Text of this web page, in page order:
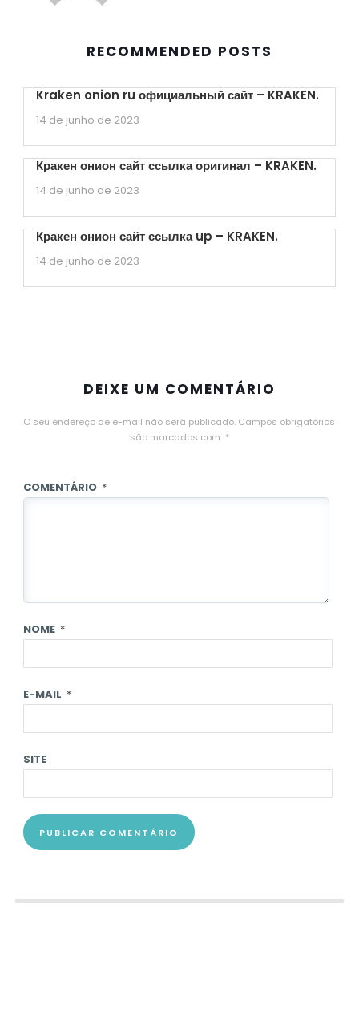
RECOMMENDED POSTS
Kraken onion ru официальный сайт – KRAKEN.
14 de junho de 2023
Кракен онион сайт ссылка оригинал – KRAKEN.
14 de junho de 2023
Кракен онион сайт ссылка up – KRAKEN.
14 de junho de 2023
DEIXE UM COMENTÁRIO
O seu endereço de e-mail não será publicado. Campos obrigatórios
são marcados com *
COMENTÁRIO *
NOME *
E-MAIL *
SITE